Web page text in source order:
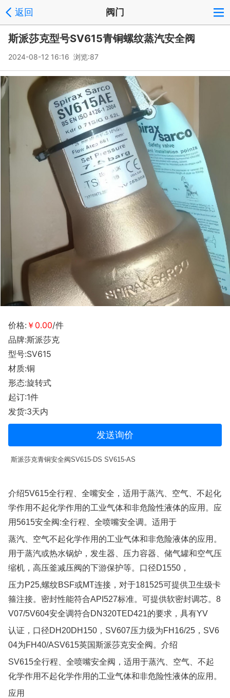
返回 阀门
斯派莎克型号SV615青铜螺纹蒸汽安全阀
2024-08-12 16:16 浏览:87
价格: ￥0.00/件
品牌:斯派莎克
型号:SV615
材质:铜
形态:旋转式
起订:1件
发货:3天内
发送询价
斯派莎克青铜安全阀SV615-DS SV615-AS
介绍5V615全行程、全嘴安全，适用于蒸汽、空气、不起化
学作用不起化学作用的工业气体和非危险性液体的应用。应
用5615安全阀:全行程、全喷嘴安全调。适用于
蒸汽、空气不起化学作用的工业气体和非危险液体的应用。
用于蒸汽或热水锅炉，发生器、压力容器、储气罐和空气压
缩机，高压釜减压阀的下游保护等。口径D1550，
压力P25,螺纹BSF或MT连接，对于181525可提供卫生级卡
箍注接。密封性能符合API527标准。可提供软密封调芯。8
V07/5V604安全调符合DN320TED421的要求，具有YV
认证，口径DH20DH150，SV607压力级为FH16/25，SV6
04为FH40/ASV615英国斯派莎克安全阀。介绍
SV615全行程、全喷嘴安全阀，适用于蒸汽、空气、不起
化学作用不起化学作用的工业气体和非危险性液体的应用。
应用